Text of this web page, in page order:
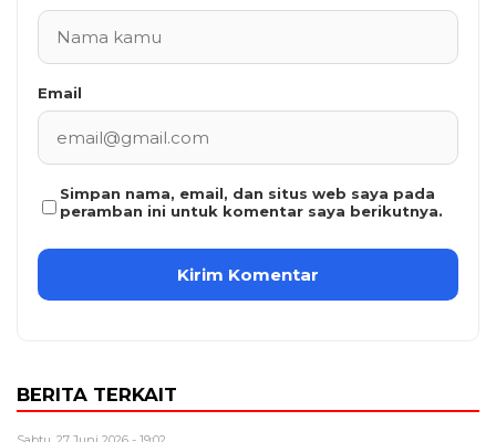
Email
Simpan nama, email, dan situs web saya pada
peramban ini untuk komentar saya berikutnya.
BERITA TERKAIT